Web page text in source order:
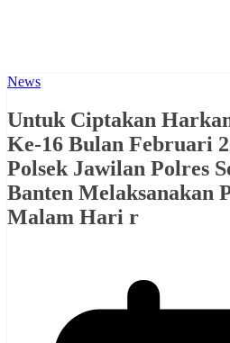
News
Untuk Ciptakan
Ke-16 Bulan Februari
Polsek Jawilan Polres
Banten Melaksanakan
Malam Hari r